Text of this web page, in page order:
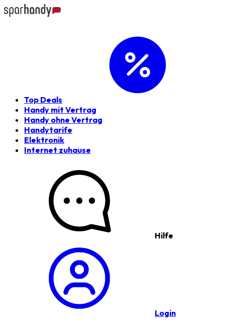
Top Deals
Handy mit Vertrag
Handy ohne Vertrag
Handytarife
Elektronik
Internet zuhause
Hilfe
Login